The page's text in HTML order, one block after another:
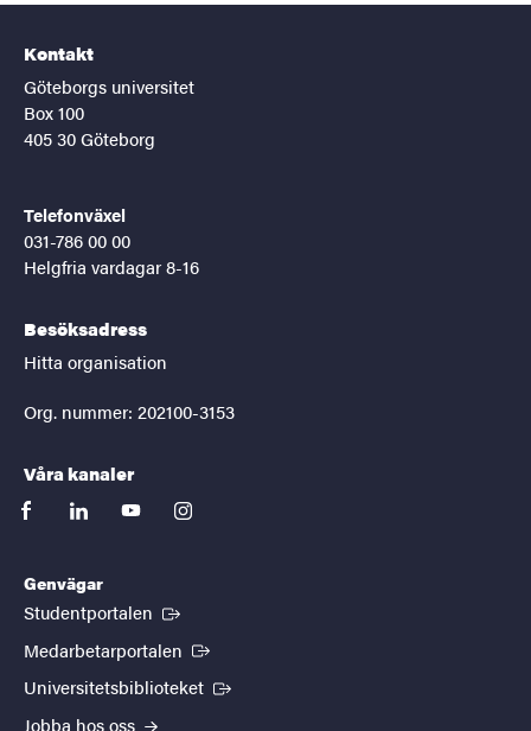
Kontakt
Göteborgs universitet
Box 100
405 30 Göteborg
Telefonväxel
031-786 00 00
Helgfria vardagar 8-16
Besöksadress
Hitta organisation
Org. nummer: 202100-3153
Våra kanaler
facebooklinkedinyoutubeinstagram
Genvägar
Studentportalen (Extern länk)
Medarbetarportalen (Extern länk)
Universitetsbiblioteket (Extern länk)
Jobba hos oss